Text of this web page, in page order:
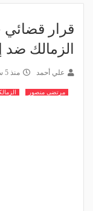
قرار
الزمالك ضد
علي أحمد منذ 5 سنوات
مرتضى منصور